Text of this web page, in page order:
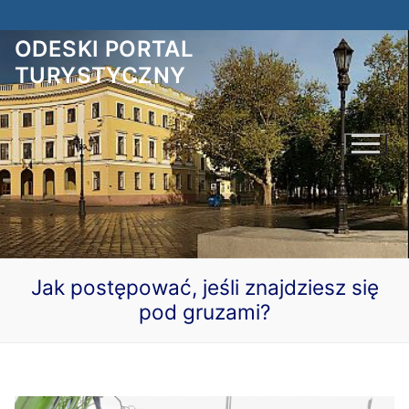
do
treści
ODESKI PORTAL
TURYSTYCZNY
Jak postępować, jeśli znajdziesz się
pod gruzami?